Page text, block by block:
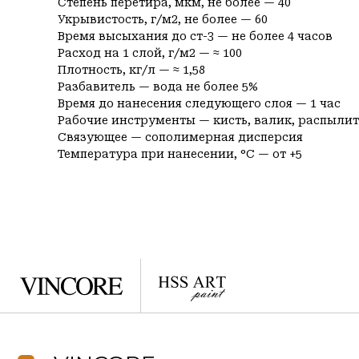
Степень перетира, мкм, не более — 40
Укрывистость, г/м2, не более — 60
Время высыхания до ст-3 — не более 4 часов
Расход на 1 слой, г/м2 — ≈ 100
Плотность, кг/л — ≈ 1,58
Разбавитель — вода не более 5%
Время до нанесения следующего слоя — 1 час
Рабочие инструменты — кисть, валик,
Связующее — сополимерная дисперсия
Температура при нанесении, °C — от +5
Каталог
F.A.Q.